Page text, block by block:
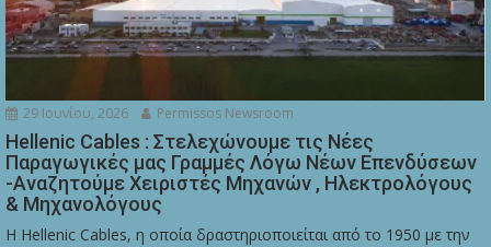
29 Ιουνίου, 2026 Permissos Newsroom
Hellenic Cables : Στελεχώνουμε τις Νέες
Παραγωγικές μας Γραμμές Λόγω Νέων Επενδύσεων
-Αναζητούμε Χειριστές Μηχανών , Ηλεκτρολόγους
& Μηχανολόγους
Η Hellenic Cables, η οποία δραστηριοποιείται από το 1950 με την